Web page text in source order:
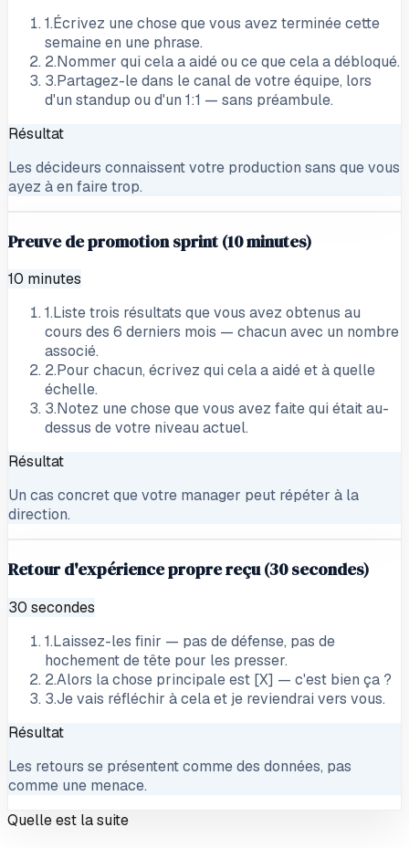
1.Écrivez une chose que vous avez terminée cette
semaine en une phrase.
2.Nommer qui cela a aidé ou ce que cela a débloqué.
3.Partagez-le dans le canal de votre équipe, lors
d'un standup ou d'un 1:1 — sans préambule.
Résultat
Les décideurs connaissent votre production sans que vous
ayez à en faire trop.
Preuve de promotion sprint (10 minutes)
10 minutes
1.Liste trois résultats que vous avez obtenus au
cours des 6 derniers mois — chacun avec un nombre
associé.
2.Pour chacun, écrivez qui cela a aidé et à quelle
échelle.
3.Notez une chose que vous avez faite qui était au-
dessus de votre niveau actuel.
Résultat
Un cas concret que votre manager peut répéter à la
direction.
Retour d'expérience propre reçu (30 secondes)
30 secondes
1.Laissez-les finir — pas de défense, pas de
hochement de tête pour les presser.
2.Alors la chose principale est [X] — c'est bien ça ?
3.Je vais réfléchir à cela et je reviendrai vers vous.
Résultat
Les retours se présentent comme des données, pas
comme une menace.
Quelle est la suite